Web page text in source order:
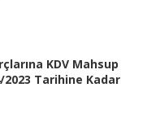
KDV Mahsup
Tarihine Kadar